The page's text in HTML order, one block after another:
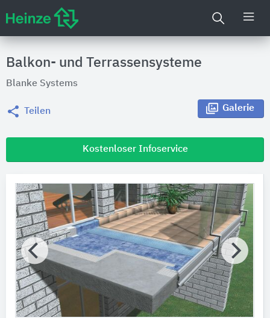
Balkon- und Terrassensysteme
Blanke Systems
Teilen Galerie
Kostenloser Infoservice